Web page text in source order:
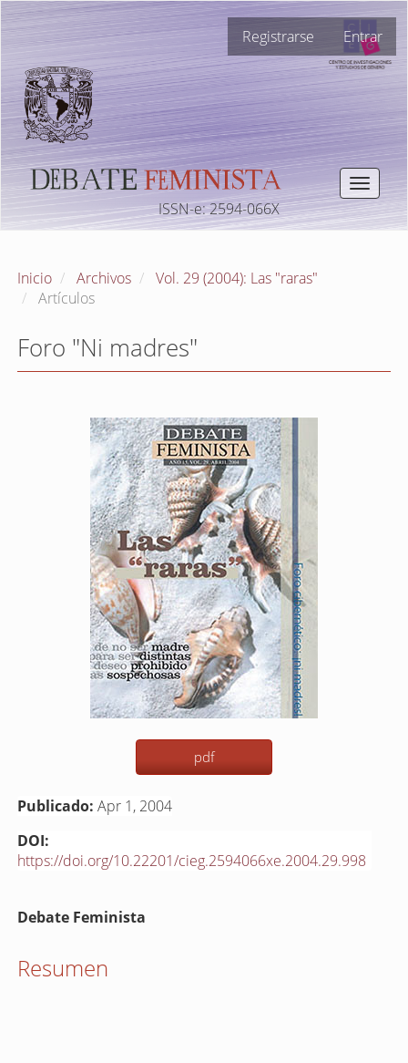
Navegación
principal
Contenido
principal
Barra
lateral
Registrarse Entrar
Toggle
ISSN-e: 2594-066X
Inicio Archivos
Vol. 29 (2004): Las "raras"
Artículos
Foro "Ni madres"
pdf
Publicado: Apr 1, 2004
DOI:
https://doi.org/10.22201/cieg.2594066xe.2004.29.998
Contenido
del
Debate Feminista
Resumen